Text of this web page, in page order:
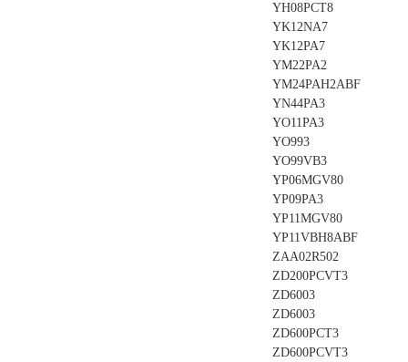
YH08PCT8
YK12NA7
YK12PA7
YM22PA2
YM24PAH2ABF
YN44PA3
YO11PA3
YO993
YO99VB3
YP06MGV80
YP09PA3
YP11MGV80
YP11VBH8ABF
ZAA02R502
ZD200PCVT3
ZD6003
ZD6003
ZD600PCT3
ZD600PCVT3